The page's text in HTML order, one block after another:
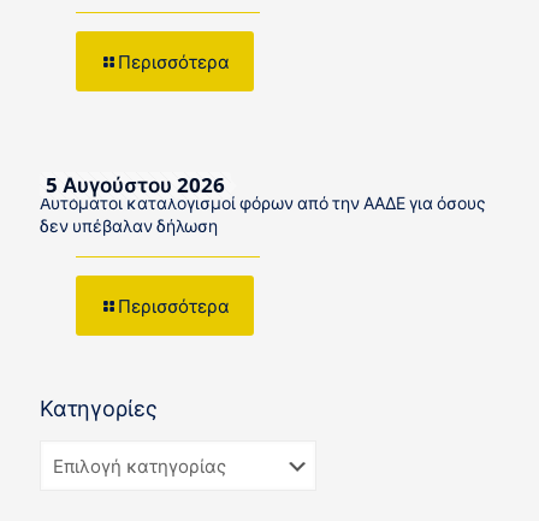
Περισσότερα
5 Αυγούστου 2026
Αυτόματοι καταλογισμοί φόρων από την ΑΑΔΕ για όσους
δεν υπέβαλαν δήλωση
Περισσότερα
Κατηγορίες